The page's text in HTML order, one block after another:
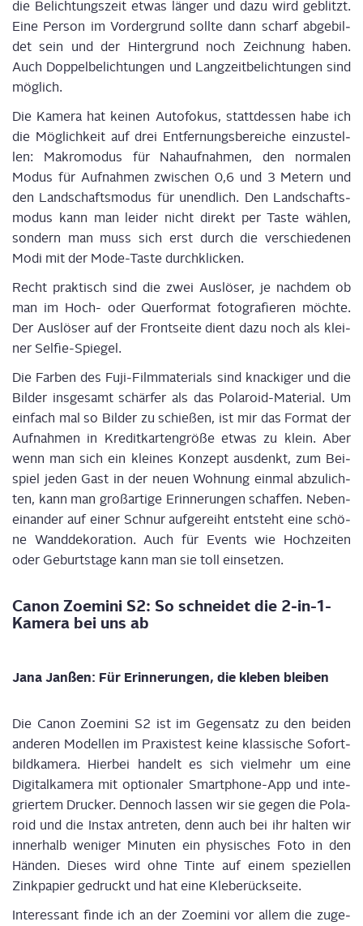
die Belich­tungs­zeit etwas län­ger und dazu wird geblitzt.
Eine Per­son im Vor­der­grund soll­te dann scharf abge­bil­
det sein und der Hin­ter­grund noch Zeich­nung haben.
Auch Dop­pel­be­lich­tun­gen und Lang­zeit­be­lich­tun­gen sind
möglich.
Die Kame­ra hat kei­nen Auto­fo­kus, statt­des­sen habe ich
die Mög­lich­keit auf drei Ent­fer­nungs­be­rei­che ein­zu­stel­
len: Makro­mo­dus für Nah­auf­nah­men, den nor­ma­len
Modus für Auf­nah­men zwi­schen 0,6 und 3 Metern und
den Land­schafts­mo­dus für unend­lich. Den Land­schafts­
mo­dus kann man lei­der nicht direkt per Tas­te wäh­len,
son­dern man muss sich erst durch die ver­schie­de­nen
Modi mit der Mode-Tas­te durchklicken.
Recht prak­tisch sind die zwei Aus­lö­ser, je nach­dem ob
man im Hoch- oder Quer­for­mat foto­gra­fie­ren möch­te.
Der Aus­lö­ser auf der Front­sei­te dient dazu noch als klei­
ner Selfie-Spiegel.
Die Far­ben des Fuji-Film­ma­te­ri­als sind kna­cki­ger und die
Bil­der ins­ge­samt schär­fer als das Pola­roid-Mate­ri­al. Um
ein­fach mal so Bil­der zu schie­ßen, ist mir das For­mat der
Auf­nah­men in Kre­dit­kar­ten­grö­ße etwas zu klein. Aber
wenn man sich ein klei­nes Kon­zept aus­denkt, zum Bei­
spiel jeden Gast in der neu­en Woh­nung ein­mal abzu­lich­
ten, kann man groß­ar­ti­ge Erin­ne­run­gen schaf­fen. Neben­
ein­an­der auf einer Schnur auf­ge­reiht ent­steht eine schö­
ne Wand­de­ko­ra­ti­on. Auch für Events wie Hoch­zei­ten
oder Geburts­ta­ge kann man sie toll einsetzen.
Canon Zoe­mi­ni S2: So schnei­det die 2‑in-1-
Kame­ra bei uns ab
Jana Jan­ßen: Für Erin­ne­run­gen, die kle­ben bleiben
Die Canon Zoe­mi­ni S2 ist im Gegen­satz zu den bei­den
ande­ren Model­len im Pra­xis­test kei­ne klas­si­sche Sofort­
bild­ka­me­ra. Hier­bei han­delt es sich viel­mehr um eine
Digi­tal­ka­me­ra mit optio­na­ler Smart­phone-App und inte­
grier­tem Dru­cker. Den­noch las­sen wir sie gegen die Pola­
roid und die Ins­tax antre­ten, denn auch bei ihr hal­ten wir
inner­halb weni­ger Minu­ten ein phy­si­sches Foto in den
Hän­den. Die­ses wird ohne Tin­te auf einem spe­zi­el­len
Zink­pa­pier gedruckt und hat eine Kleberückseite.
Inter­es­sant fin­de ich an der Zoe­mi­ni vor allem die zuge­